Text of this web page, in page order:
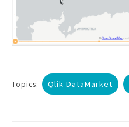
Topics: Qlik DataMarket